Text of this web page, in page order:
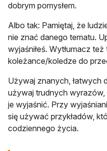
dobrym pomysłem.
Albo tak: Pamiętaj, że
nie znać danego tematu.
wyjaśniłeś. Wytłumacz
koleżance/koledze do
Używaj znanych, łatwych
używaj trudnych wyrazów,
je wyjaśnić. Przy
się używać przykładów,
codziennego życia.